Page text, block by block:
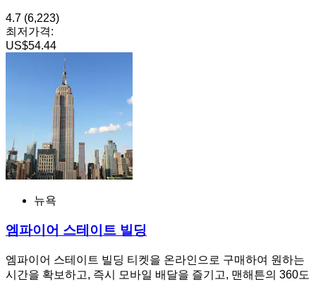
4.7 (6,223)
최저가격:
US$54.44
뉴욕
엠파이어 스테이트 빌딩
엠파이어 스테이트 빌딩 티켓을 온라인으로 구매하여 원하는
시간을 확보하고, 즉시 모바일 배달을 즐기고, 맨해튼의 360도